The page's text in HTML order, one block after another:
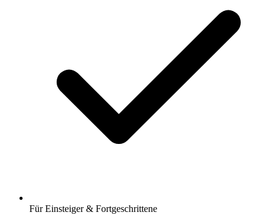
Für Einsteiger & Fortgeschrittene